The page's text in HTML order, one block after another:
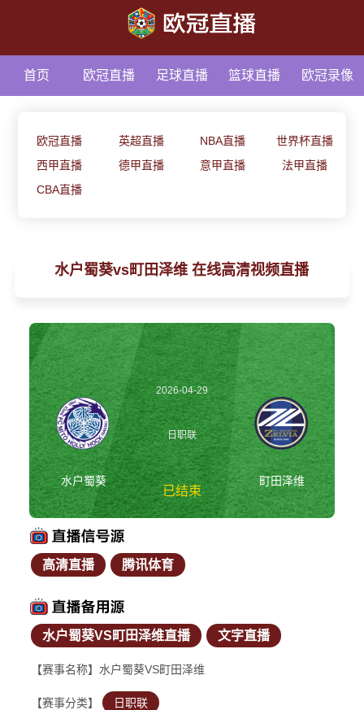
首页 欧冠直播 足球直播 篮球直播 欧冠录像
欧冠直播 英超直播 NBA直播
世界杯直播
西甲直播
德甲直播 意甲直播
法甲直播
CBA直播
水户蜀葵vs町田泽维 在线高清视频直播
水户蜀葵
2026-04-29
15:00:00
日职联
已结束
町田泽维
高清直播 腾讯体育
水户蜀葵VS町田泽维直播 文字直播
【赛事名称】水户蜀葵VS町田泽维
【赛事分类】 日职联